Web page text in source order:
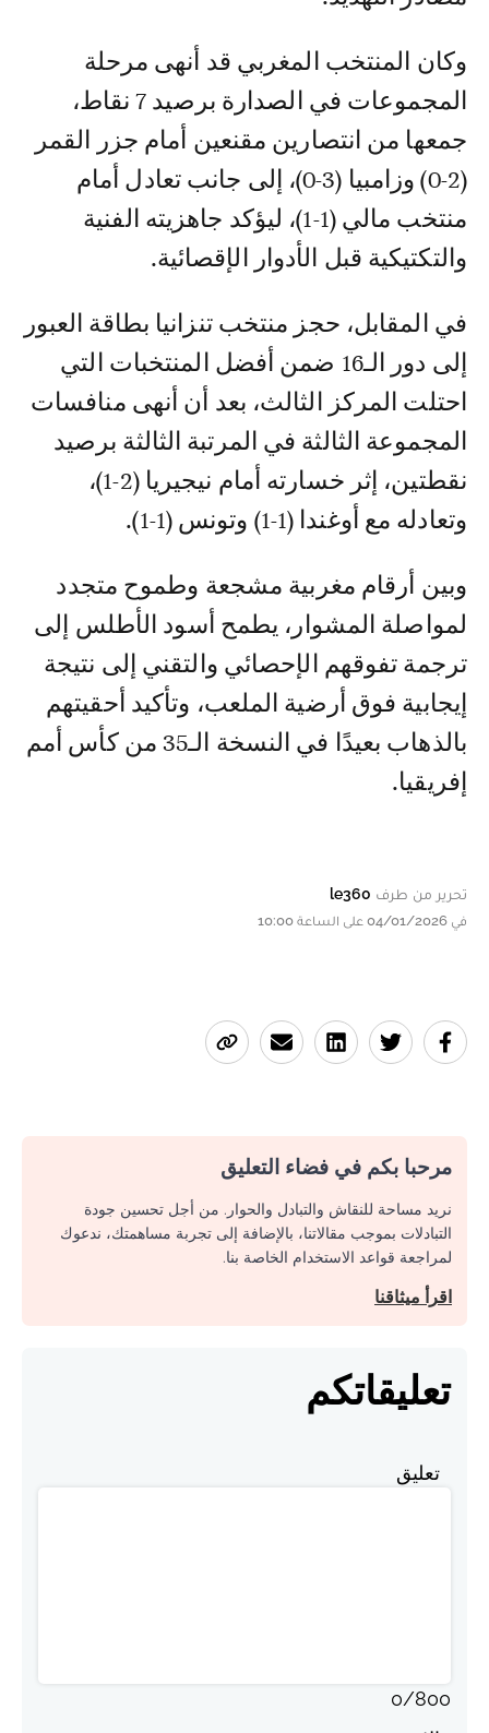
وكان المنتخب المغربي قد أنهى مرحلة
المجموعات في الصدارة برصيد 7 نقاط،
جمعها من انتصارين مقنعين أمام جزر القمر
(2-0) وزامبيا (3-0)، إلى جانب تعادل أمام
منتخب مالي (1-1)، ليؤكد جاهزيته الفنية
والتكتيكية قبل الأدوار الإقصائية.
في المقابل، حجز منتخب تنزانيا بطاقة العبور
إلى دور الـ16 ضمن أفضل المنتخبات التي
احتلت المركز الثالث، بعد أن أنهى منافسات
المجموعة الثالثة في المرتبة الثالثة برصيد
نقطتين، إثر خسارته أمام نيجيريا (2-1)،
وتعادله مع أوغندا (1-1) وتونس (1-1).
وبين أرقام مغربية مشجعة وطموح متجدد
لمواصلة المشوار، يطمح أسود الأطلس إلى
ترجمة تفوقهم الإحصائي والتقني إلى نتيجة
إيجابية فوق أرضية الملعب، وتأكيد أحقيتهم
بالذهاب بعيدًا في النسخة الـ35 من كأس أمم
إفريقيا.
تحرير من طرف le360
في 04/01/2026 على الساعة 10:00
مرحبا بكم في فضاء التعليق
نريد مساحة للنقاش والتبادل والحوار. من أجل تحسين جودة
التبادلات بموجب مقالاتنا، بالإضافة إلى تجربة مساهمتك، ندعوك
لمراجعة قواعد الاستخدام الخاصة بنا.
اقرأ ميثاقنا
تعليقاتكم
تعليق
0/800